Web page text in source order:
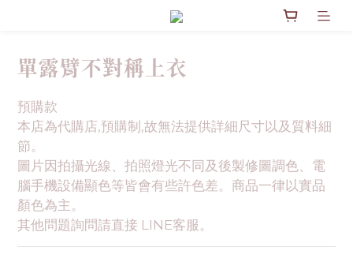
單露臂不對稱上衣
預購款
本店為代購店,預購制,故無法提供詳細尺寸以及質料細
節。
圖片因拍攝光線、拍照燈光不同及後製修圖調色、電
腦手機設備顯色等皆會有些許色差。商品一律以實品
顏色為主。
其他問題詢問請直接 LINE客服。